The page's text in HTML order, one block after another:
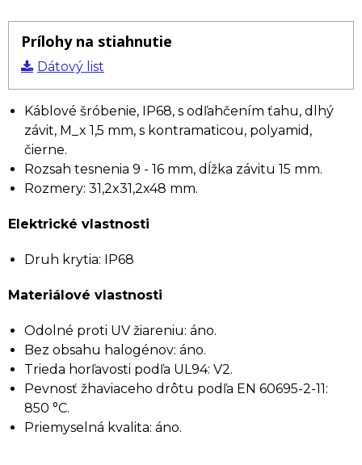
Prílohy na stiahnutie
Dátový list
Káblové šróbenie, IP68, s odľahčením ťahu, dlhý
závit, M_x 1,5 mm, s kontramaticou, polyamid,
čierne.
Rozsah tesnenia 9 - 16 mm, dĺžka závitu 15 mm.
Rozmery: 31,2x31,2x48 mm.
Elektrické vlastnosti
Druh krytia: IP68
Materiálové vlastnosti
Odolné proti UV žiareniu: áno.
Bez obsahu halogénov: áno.
Trieda horľavosti podľa UL94: V2.
Pevnosť žhaviaceho drôtu podľa EN 60695-2-11:
850 °C.
Priemyselná kvalita: áno.